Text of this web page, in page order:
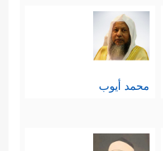
محمد أيوب